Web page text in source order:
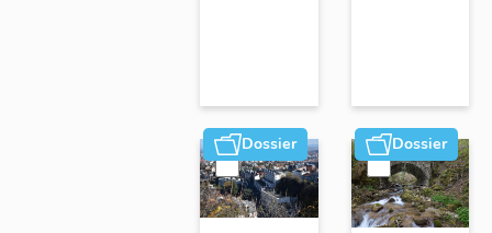
Rhône-
Alpes
(DOSSIER
EN
COURS)
Dossier Dossier